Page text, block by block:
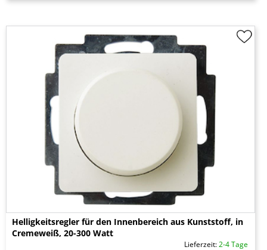
Helligkeitsregler für den Innenbereich aus Kunststoff, in
Cremeweiß, 20-300 Watt
Lieferzeit:2-4 Tage